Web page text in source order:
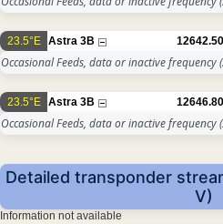
23.5°E Astra 3B 12642.50
Occasional Feeds, data or inactive frequency
23.5°E Astra 3B 12646.80
Occasional Feeds, data or inactive frequency
Detailed transponder
V)
Information not available